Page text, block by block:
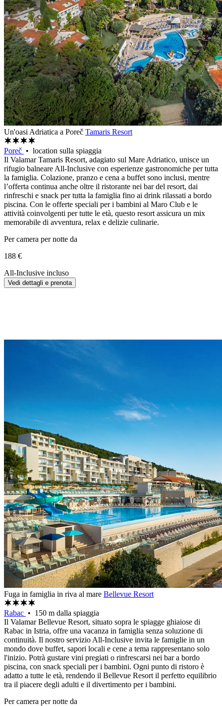
Un'oasi Adriatica a Poreč Tamaris Resort
Poreč • location sulla spiaggia
Il Valamar Tamaris Resort, adagiato sul Mare Adriatico, unisce un
rifugio balneare All-Inclusive con esperienze gastronomiche per tutta
la famiglia. Colazione, pranzo e cena a buffet sono inclusi, mentre
l’offerta continua anche oltre il ristorante nei bar del resort, dai
rinfreschi e snack per tutta la famiglia fino ai drink rilassati a bordo
piscina. Con le offerte speciali per i bambini al Maro Club e le
attività coinvolgenti per tutte le età, questo resort assicura un mix
memorabile di avventura, relax e delizie culinarie.
Per camera per notte da
188 €
All-Inclusive incluso
Vedi dettagli e prenota
Fuga in famiglia in riva al mare Bellevue Resort
Rabac • 150 m dalla spiaggia
Il Valamar Bellevue Resort, situato sopra le spiagge ghiaiose di
Rabac in Istria, offre una vacanza in famiglia senza soluzione di
continuità. Il nostro servizio All-Inclusive invita le famiglie in un
mondo dove buffet, sapori locali e cene a tema rappresentano solo
l'inizio. Potrà gustare vini pregiati o rinfrescarsi nei bar a bordo
piscina, con snack speciali per i bambini. Ogni punto di ristoro è
adatto a tutte le età, rendendo il Bellevue Resort il perfetto equilibrio
tra il piacere degli adulti e il divertimento per i bambini.
Per camera per notte da